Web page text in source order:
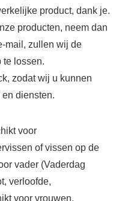
product, dank je.
producten, neem dan
mail, zullen wij de
te lossen.
zodat wij u kunnen
diensten.
voor
of vissen op de
vader (Vaderdag
verloofde,
voor vrouwen.